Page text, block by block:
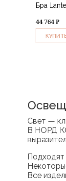
Бра
44 764 ₽
Свет —
В НОРД
Все